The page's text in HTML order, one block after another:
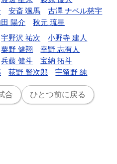
安斎 颯馬
古澤 ナベル慈宇
陽介
秋元 琉星
宇野沢 祐次
小野寺 建人
粟野 健翔
幸野 志有人
兵藤 健斗
宝納 拓斗
荻野 賢次郎 宇留野 純
合 ひとつ前に戻る